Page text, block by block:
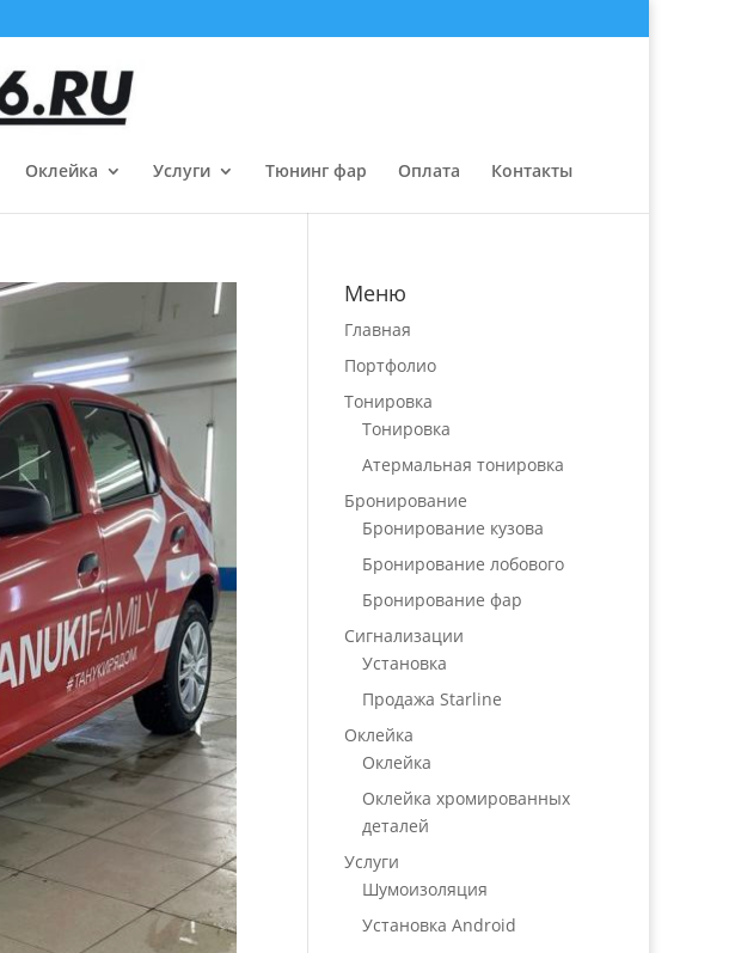
Оклейка Услуги Тюнинг фар Оплата Контакты
Меню
Главная
Портфолио
Тонировка
Тонировка
Атермальная тонировка
Бронирование
Бронирование кузова
Бронирование лобового
Бронирование фар
Сигнализации
Установка
Продажа Starline
Оклейка
Оклейка
Оклейка хромированных
деталей
Услуги
Шумоизоляция
Установка Android